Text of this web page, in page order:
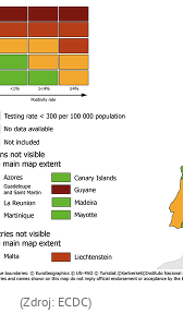
(Zdroj: ECDC)